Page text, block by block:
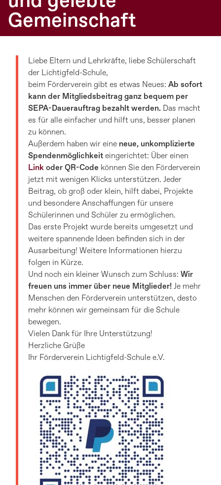
Gemeinschaft
Liebe Eltern und Lehrkräfte, liebe Schülerschaft
der Lichtigfeld-Schule,
beim Förderverein gibt es etwas Neues: Ab sofort
kann der Mitgliedsbeitrag ganz bequem per
SEPA-Dauerauftrag bezahlt werden. Das macht
es für alle einfacher und hilft uns, besser planen
zu können.
Außerdem haben wir eine neue, unkomplizierte
Spendenmöglichkeiteingerichtet: Über einen
Linkoder QR-Code können Sie den Förderverein
jetzt mit wenigen Klicks unterstützen. Jeder
Beitrag, ob groß oder klein, hilft dabei, Projekte
und besondere Anschaffungen für unsere
Schülerinnen und Schüler zu ermöglichen.
Das erste Projekt wurde bereits umgesetzt und
weitere spannende Ideen befinden sich in der
Ausarbeitung! Weitere Informationen hierzu
folgen in Kürze.
Und noch ein kleiner Wunsch zum Schluss: Wir
freuen uns immer über neue Mitglieder!Je mehr
Menschen den Förderverein unterstützen, desto
mehr können wir gemeinsam für die Schule
bewegen.
Vielen Dank für Ihre Unterstützung!
Herzliche Grüße
Ihr Förderverein Lichtigfeld-Schule e.V.